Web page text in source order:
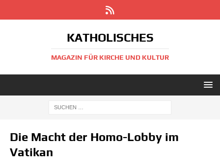
KATHOLISCHES
MAGAZIN FÜR KIRCHE UND KULTUR
Die Macht der Homo-Lobby im
Vatikan